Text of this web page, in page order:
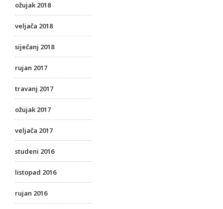
ožujak 2018
veljača 2018
siječanj 2018
rujan 2017
travanj 2017
ožujak 2017
veljača 2017
studeni 2016
listopad 2016
rujan 2016